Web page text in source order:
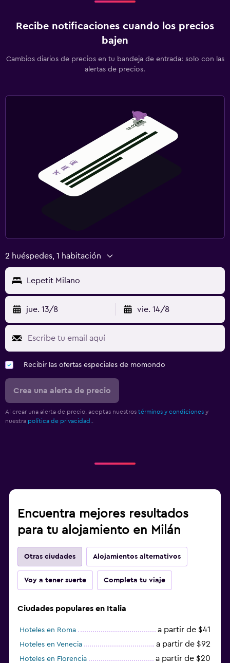
Recibe notificaciones cuando los precios
bajen
Cambios diarios de precios en tu bandeja de entrada: solo con las
alertas de precios.
2 huéspedes, 1 habitación
Lepetit Milano
jue. 13/8 vie. 14/8
Recibir las ofertas especiales de momondo
Crea una alerta de precio
Al crear una alerta de precio, aceptas nuestros términos y condiciones y
nuestra política de privacidad.
Encuentra mejores resultados
para tu alojamiento en Milán
Otras ciudades Alojamientos alternativos
Voy a tener suerte Completa tu viaje
Ciudades populares en Italia
Hoteles en Roma a partir de $41
Hoteles en Venecia a partir de $92
Hoteles en Florencia a partir de $20